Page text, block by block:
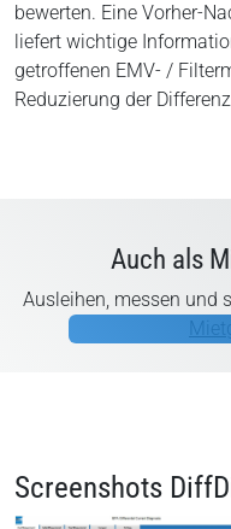
bewerten. Eine Vorher-
liefert wichtige
getroffenen EMV- /
Reduzierung der
Auch als
Ausleihen, messen und
Screenshots